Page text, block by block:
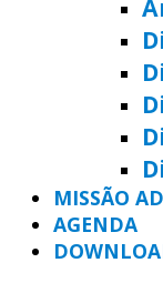
MISSÃO
AGENDA